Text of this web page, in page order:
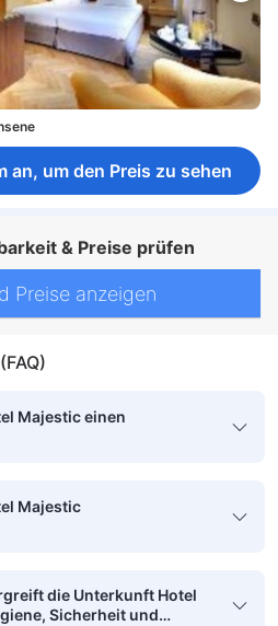
an, um den Preis zu sehen
& Preise prüfen
Preise anzeigen
Majestic einen
Majestic
die Unterkunft Hotel
Sicherheit und